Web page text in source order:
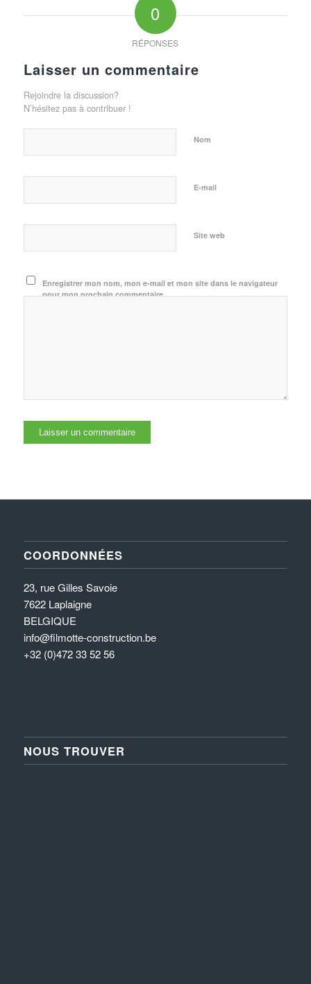
0
RÉPONSES
Laisser un commentaire
Rejoindre la discussion?
N’hésitez pas à contribuer !
Nom
E-mail
Site web
Enregistrer mon nom, mon e-mail et mon site dans le navigateur
pour mon prochain commentaire.
COORDONNÉES
23, rue Gilles Savoie
7622 Laplaigne
BELGIQUE
info@filmotte-construction.be
+32 (0)472 33 52 56
NOUS TROUVER